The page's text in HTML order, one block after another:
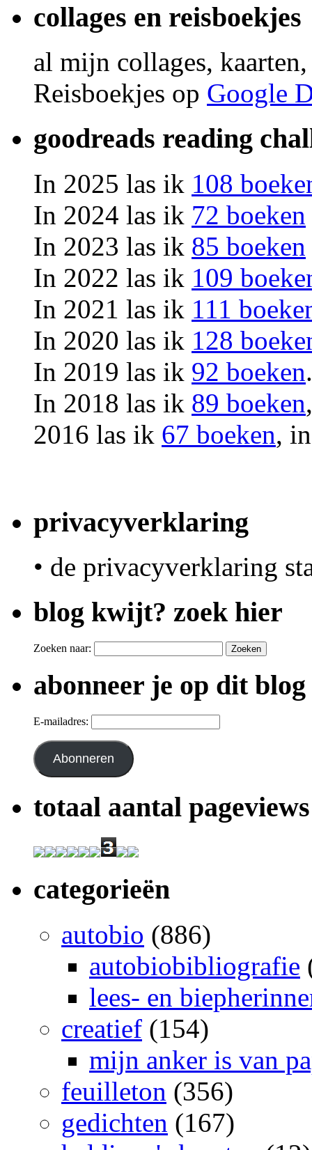
collages en reisboekjes
al mijn collages,
Reisboekjes op Google
goodreads reading
In 2025 las ik 108
In 2024 las ik 72 boeken
In 2023 las ik 85 boeken
In 2022 las ik 109
In 2021 las ik 111
In 2020 las ik 128
In 2019 las ik 92 boeken.
In 2018 las ik 89 boeken
2016 las ik 67 boeken,
privacyverklaring
• de privacyverklaring
blog kwijt? zoek hier
Zoeken naar:
abonneer je op dit
E-mailadres:
Abonneren
totaal aantal pageviews
categorieën
autobio (886)
autobiobibliografie
lees- en
creatief (154)
mijn anker is van
feuilleton (356)
gedichten (167)